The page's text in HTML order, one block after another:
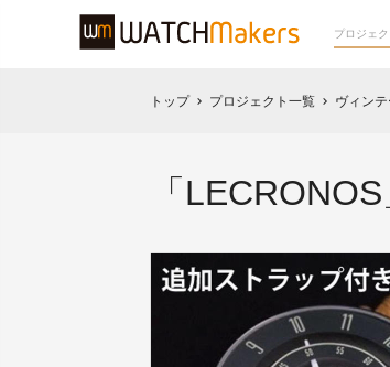
トップ chevron_right プロジェクト一覧 chevron_right ヴィン
「